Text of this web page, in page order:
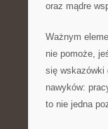
oraz mądre
Ważnym
nie pomoże,
się wskazówki
nawyków:
to nie jedna